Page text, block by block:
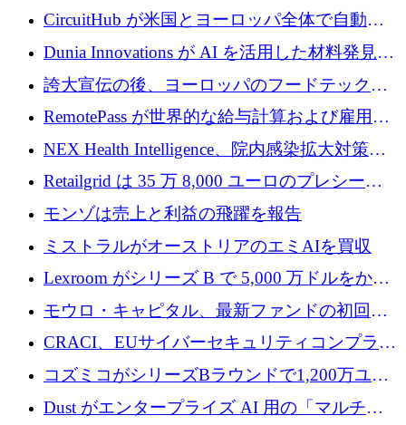
クチャ インテリジェンス向けに 300 万ドルの
プレシードを確保
CircuitHub が米国とヨーロッパ全体で自動電
子機器製造を拡大するために 2,800 万ドルを
Dunia Innovations が AI を活用した材料発見を
産業化するために 2 億 8,000 万ユーロのベル
リン GigaLab を発表
誇大宣伝の後、ヨーロッパのフードテックセ
クターはファンダメンタルズを中心に再構築
RemotePass が世界的な給与計算および雇用プ
ラットフォームを拡大するために 1,740 万ド
NEX Health Intelligence、院内感染拡大対策に
100万ユーロを確保
Retailgrid は 35 万 8,000 ユーロのプレシード
ラウンドで小売業のスプレッドシートをター
ゲットにしています
モンゾは売上と利益の飛躍を報告
ミストラルがオーストリアのエミAIを買収
Lexroom がシリーズ B で 5,000 万ドルをかけ
てヨーロッパ大陸法用の法律 AI を構築
モウロ・キャピタル、最新ファンドの初回ク
ローズで4億ドルを確保
CRACI、EUサイバーセキュリティコンプライ
アンスプラットフォームのために140万ユーロ
コズミコがシリーズBラウンドで1,200万ユー
ロを調達
Dust がエンタープライズ AI 用の「マルチプ